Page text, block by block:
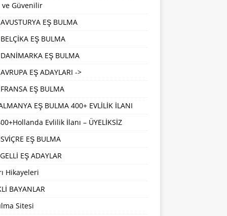
ve Güvenilir
AVUSTURYA EŞ BULMA
BELÇİKA EŞ BULMA
DANİMARKA EŞ BULMA
AVRUPA EŞ ADAYLARI ->
FRANSA EŞ BULMA
EŞ BULMA 400+ EVLİLİK İLANI
Evlilik İlanı – ÜYELİKSİZ
EŞ BULMA
EŞ ADAYLAR
Hikayeleri
BAYANLAR
Sitesi